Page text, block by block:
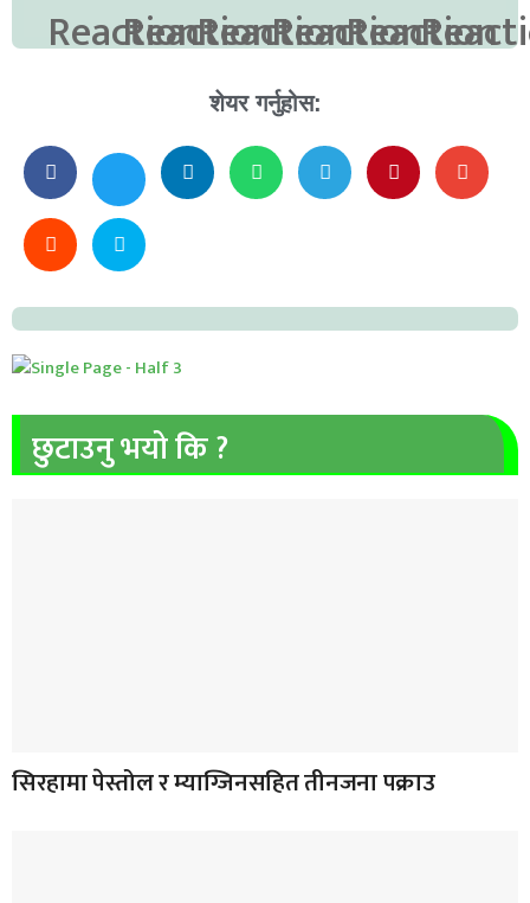
शेयर गर्नुहोस:
छुटाउनु भयो कि ?
सिरहामा पेस्तोल र म्याग्जिनसहित तीनजना पक्राउ